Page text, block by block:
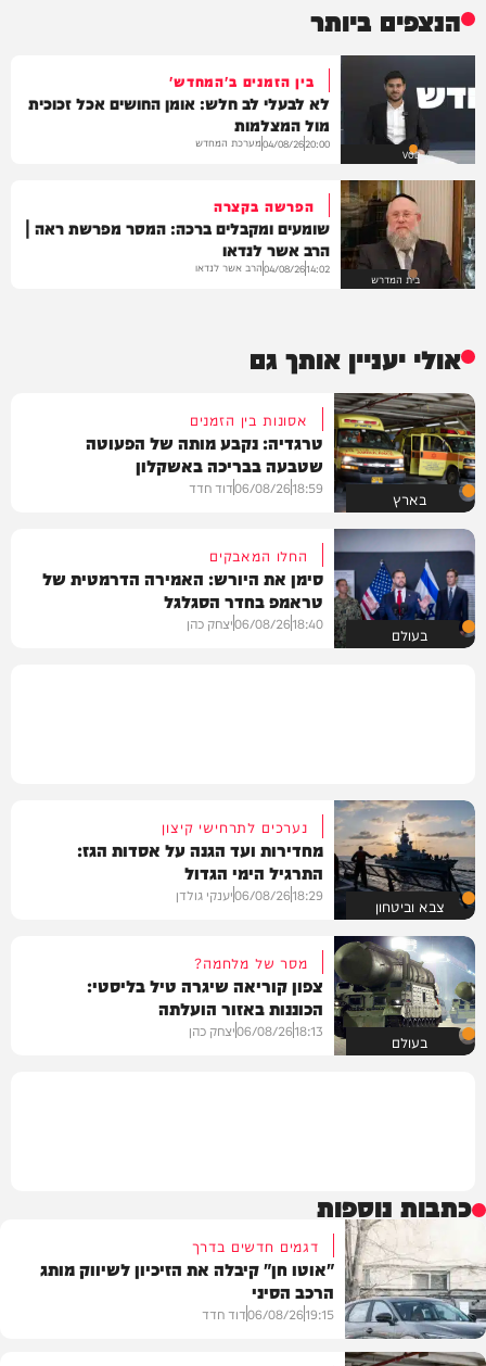
הנצפים ביותר
VOD
בין הזמנים ב'המחדש'
לא לבעלי לב חלש: אומן החושים אכל זכוכית
מול המצלמות
20:00
04/08/26מערכת המחדש
בית המדרש
הפרשה בקצרה
שומעים ומקבלים ברכה: המסר מפרשת ראה |
הרב אשר לנדאו
14:02
04/08/26הרב אשר לנדאו
אולי יעניין אותך גם
בארץ
אסונות בין הזמנים
טרגדיה: נקבע מותה של הפעוטה
שטבעה בבריכה באשקלון
18:59
06/08/26דוד חדד
בעולם
החלו המאבקים
סימן את היורש: האמירה הדרמטית של
טראמפ בחדר הסגלגל
18:40
06/08/26יצחק כהן
צבא וביטחון
נערכים לתרחישי קיצון
מחדירות ועד הגנה על אסדות הגז:
התרגיל הימי הגדול
18:29
06/08/26יענקי גולדן
בעולם
מסר של מלחמה?
צפון קוריאה שיגרה טיל בליסטי:
הכוננות באזור הועלתה
18:13
06/08/26יצחק כהן
כתבות נוספות
דגמים חדשים בדרך
"אוטו חן" קיבלה את הזיכיון לשיווק מותג
הרכב הסיני
19:15
06/08/26דוד חדד